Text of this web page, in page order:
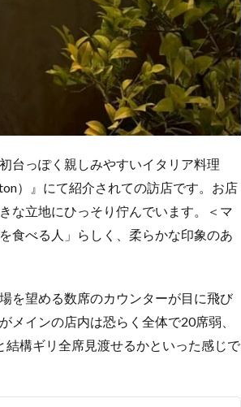
台っぽく親しみやすいイタリア料理
）』にて紹介されての訪店です。お店
な立地にひっそり佇んでいます。＜マ
食べる人」らしく、柔らかな印象のあ
を望める数席のカウンターが目に飛び
インの店内は恐らく全体で20席弱、
構ギリ全席見渡せるかといった感じで